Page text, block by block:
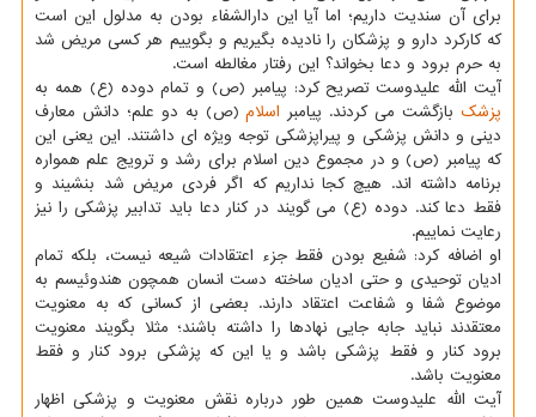
برای آن سندیت داریم؛ اما آیا این دارالشفاء بودن به مدلول این است
كه كاركرد دارو و پزشكان را نادیده بگیریم و بگوییم هر كسی مریض شد
به حرم برود و دعا بخواند؟ این رفتار مغالطه است.
آیت الله علیدوست تصریح كرد: پیامبر (ص) و تمام دوده (ع) همه به
پزشك بازگشت می كردند. پیامبر اسلام(ص) به دو علم؛ دانش معارف
دینی و دانش پزشكی و پیراپزشكی توجه ویژه ای داشتند. این یعنی این
كه پیامبر (ص) و در مجموع دین اسلام برای رشد و ترویج علم همواره
برنامه داشته اند. هیچ كجا نداریم كه اگر فردی مریض شد بنشیند و
فقط دعا كند. دوده (ع) می گویند در كنار دعا باید تدابیر پزشكی را نیز
رعایت نماییم.
او اضافه كرد: شفیع بودن فقط جزء اعتقادات شیعه نیست، بلكه تمام
ادیان توحیدی و حتی ادیان ساخته دست انسان همچون هندوئیسم به
موضوع شفا و شفاعت اعتقاد دارند. بعضی از كسانی كه به معنویت
معتقدند نباید جابه جایی نهادها را داشته باشند؛ مثلا بگویند معنویت
برود كنار و فقط پزشكی باشد و یا این كه پزشكی برود كنار و فقط
معنویت باشد.
آیت الله علیدوست همین طور درباره نقش معنویت و پزشكی اظهار